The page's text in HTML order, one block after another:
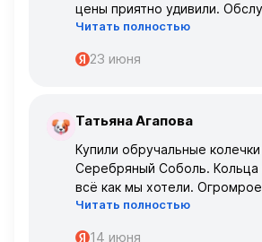
цены приятно удивили.
высшем уровне –
Читать полностью
23 июня
Т Татьяна Агапова
Купили обручальные
Серебряный Соболь. Кольца
всё как мы хотели.
персоналу за работу с нами!
Читать полностью
14 июня